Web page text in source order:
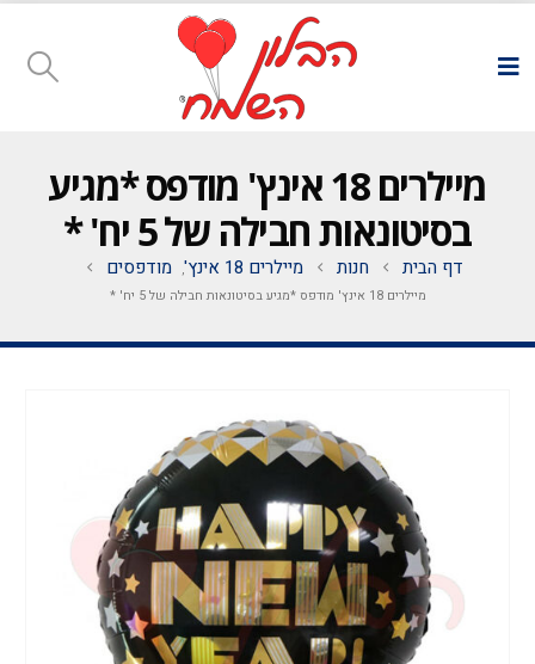
מיילרים 18 אינץ' מודפס *מגיע
בסיטונאות חבילה של 5 יח' *
דף הבית חנות מיילרים 18 אינץ' , מודפסים
מיילרים 18 אינץ' מודפס *מגיע בסיטונאות חבילה של 5 יח' *